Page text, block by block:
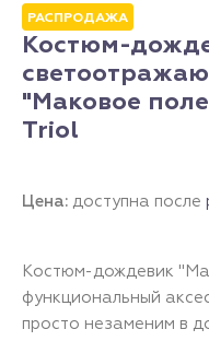
РАСПРОДАЖА
Костюм-
"Маковое
Triol
Цена: доступна после
Костюм-дождевик
функциональный
просто незаменим в